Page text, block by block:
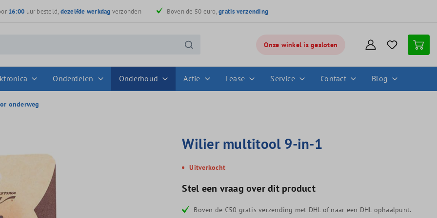
16:00 uur besteld, dezelfde werkdag verzonden Boven de 50 euro,gratis verzending
Onze winkel is gesloten
Onderdelen Onderhoud Actie Lease Service Contact Blog
onderweg
Wilier multitool 9-in-1
Uitverkocht
Stel een vraag over dit product
Boven de €50 gratis verzending met DHL of naar een DHL ophaalpunt.